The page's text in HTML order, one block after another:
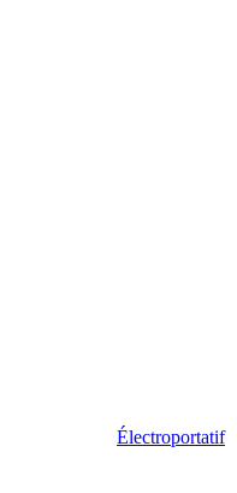
Électroportatif